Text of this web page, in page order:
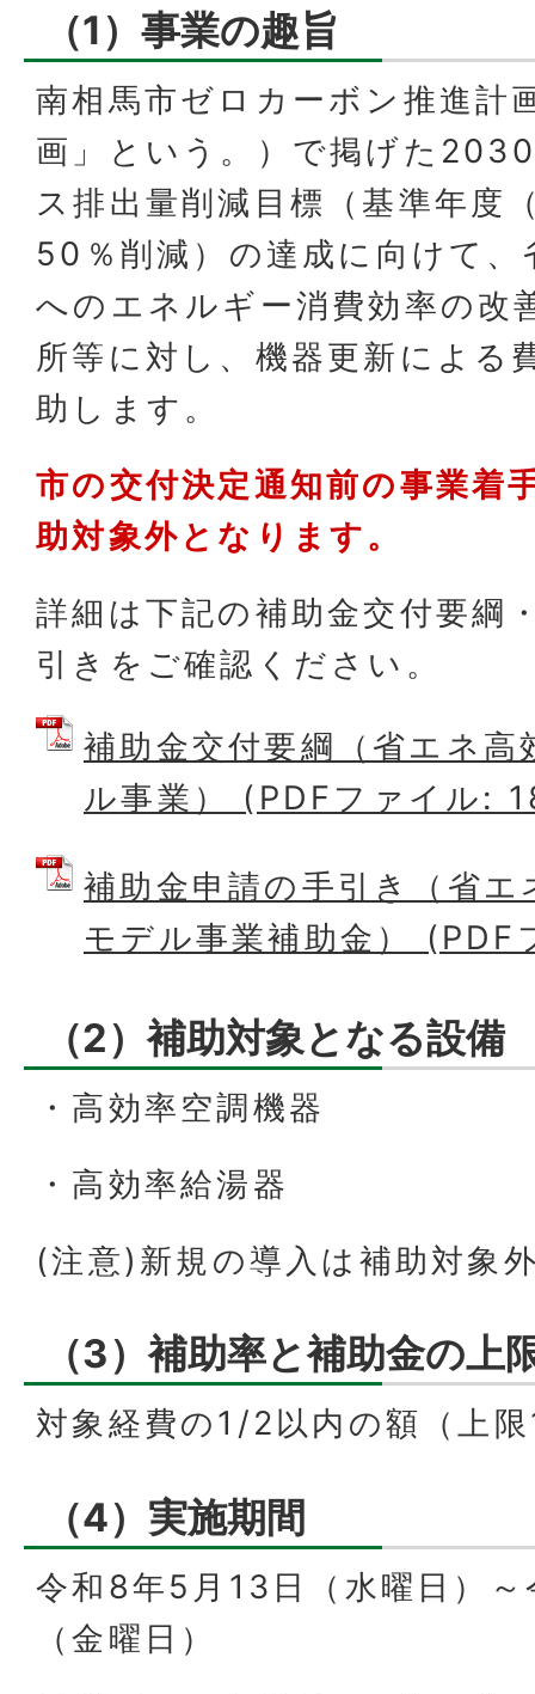
（1）事業の趣旨
南相馬市ゼロカーボン推進計
画」という。）で掲げた
ス排出量削減目標（基準年度
50％削減）の達成に向けて、
へのエネルギー消費効率の改
所等に対し、機器更新による
助します。
市の交付決定通知前の事業着
助対象外となります。
詳細は下記の補助金交付要綱
引きをご確認ください。
補助金交付要綱（省エネ高
ル事業） (PDFファイル:
補助金申請の手引き（省エ
モデル事業補助金）
（2）補助対象となる設備
・高効率空調機器
・高効率給湯器
(注意)新規の導入は補助対象
（3）補助率と補助金の上
対象経費の1/2以内の額（上
（4）実施期間
令和8年5月13日（水曜日）
（金曜日）